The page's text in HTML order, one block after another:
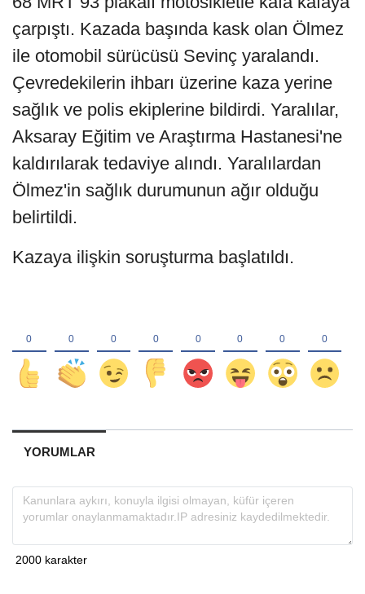
çarpıştı. Kazada başında kask olan Ölmez
ile otomobil sürücüsü Sevinç yaralandı.
Çevredekilerin ihbarı üzerine kaza yerine
sağlık ve polis ekiplerine bildirdi. Yaralılar,
Aksaray Eğitim ve Araştırma Hastanesi'ne
kaldırılarak tedaviye alındı. Yaralılardan
Ölmez'in sağlık durumunun ağır olduğu
belirtildi.
Kazaya ilişkin soruşturma başlatıldı.
YORUMLAR